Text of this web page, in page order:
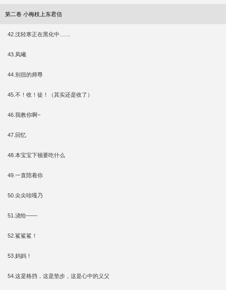
第二卷 小梅枝上东君信
42.沈轻寒正在黑化中……
43.凤曦
44.别扭的师尊
45.不！收！徒！（其实还是收了）
46.我教你啊~
47.回忆
48.本宝宝下顿要吃什么
49.一直陪着你
50.尖尖哇嘎乃
51.浇给——
52.鲨鲨鲨！
53.妈妈！
54.这是格挡，这是垫步，这是心中的义父